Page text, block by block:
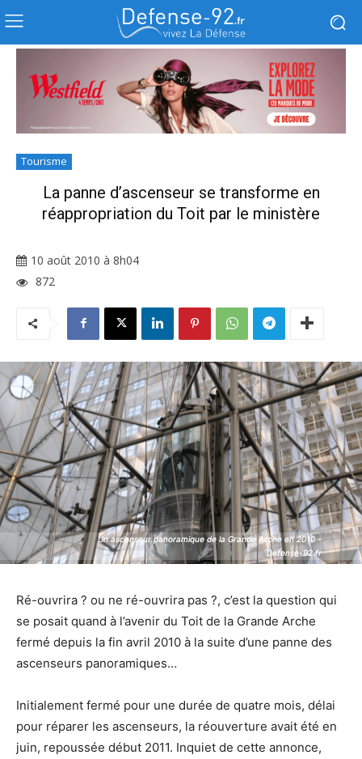
Tourisme
La panne d’ascenseur se transforme en
réappropriation du Toit par le ministère
10 août 2010 à 8h04
872
Un ascenseur panoramique de la Grande Arche en 2010 -
Defense-92.fr
Un ascenseur panoramique de la Grande Arche en 2010 -
Defense-92.fr
Ré-ouvrira ? ou ne ré-ouvrira pas ?, c’est la question qui
se posait quand à l’avenir du Toit de la Grande Arche
fermé depuis la fin avril 2010 à la suite d’une panne des
ascenseurs panoramiques…
Initialement fermé pour une durée de quatre mois, délai
pour réparer les ascenseurs, la réouverture avait été en
juin, repoussée début 2011. Inquiet de cette annonce,